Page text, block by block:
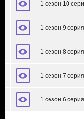
1 сезон 10
1 сезон 9 серия
1 сезон 8 серия
1 сезон 7 серия
1 сезон 6 серия